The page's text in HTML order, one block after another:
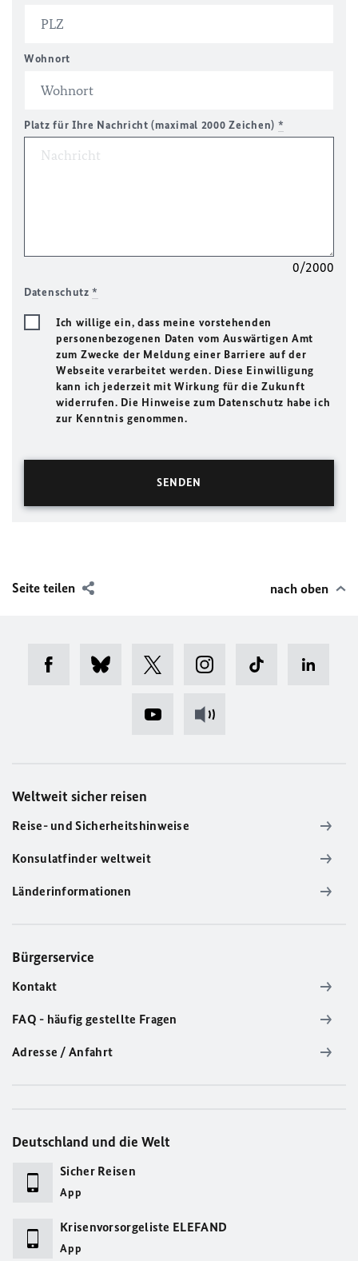
Wohnort
Platz für Ihre Nachricht (maximal 2000 Zeichen) *
0/2000
Datenschutz*
Ich willige ein, dass meine vorstehenden
personenbezogenen Daten vom Auswärtigen Amt
zum Zwecke der Meldung einer Barriere auf der
Webseite verarbeitet werden. Diese Einwilligung
kann ich jederzeit mit Wirkung für die Zukunft
widerrufen. Die Hinweise zum Datenschutz habe ich
zur Kenntnis genommen.
Seite teilen nach oben
Weltweit sicher reisen
Reise- und Sicherheitshinweise
Konsulatfinder weltweit
Länderinformationen
Bürgerservice
Kontakt
FAQ - häufig gestellte Fragen
Adresse / Anfahrt
Deutschland und die Welt
Sicher Reisen
App
Krisenvorsorgeliste ELEFAND
App